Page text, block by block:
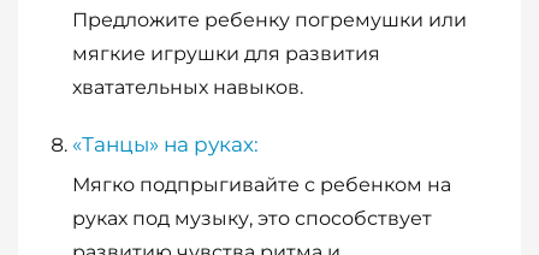
Предложите ребенку погремушки или
мягкие игрушки для развития
хватательных навыков.
«Танцы» на руках:
Мягко подпрыгивайте с ребенком на
руках под музыку, это способствует